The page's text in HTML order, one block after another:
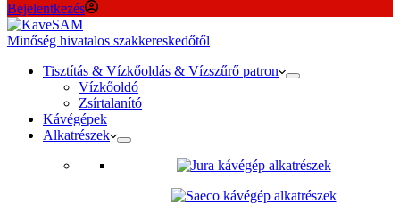
Bejelentkezés
Minőség hivatalos szakkereskedőtől
Tisztítás & Vízkőoldás & Vízszűrő patron
Vízkőoldó
Zsírtalanító
Kávégépek
Alkatrészek